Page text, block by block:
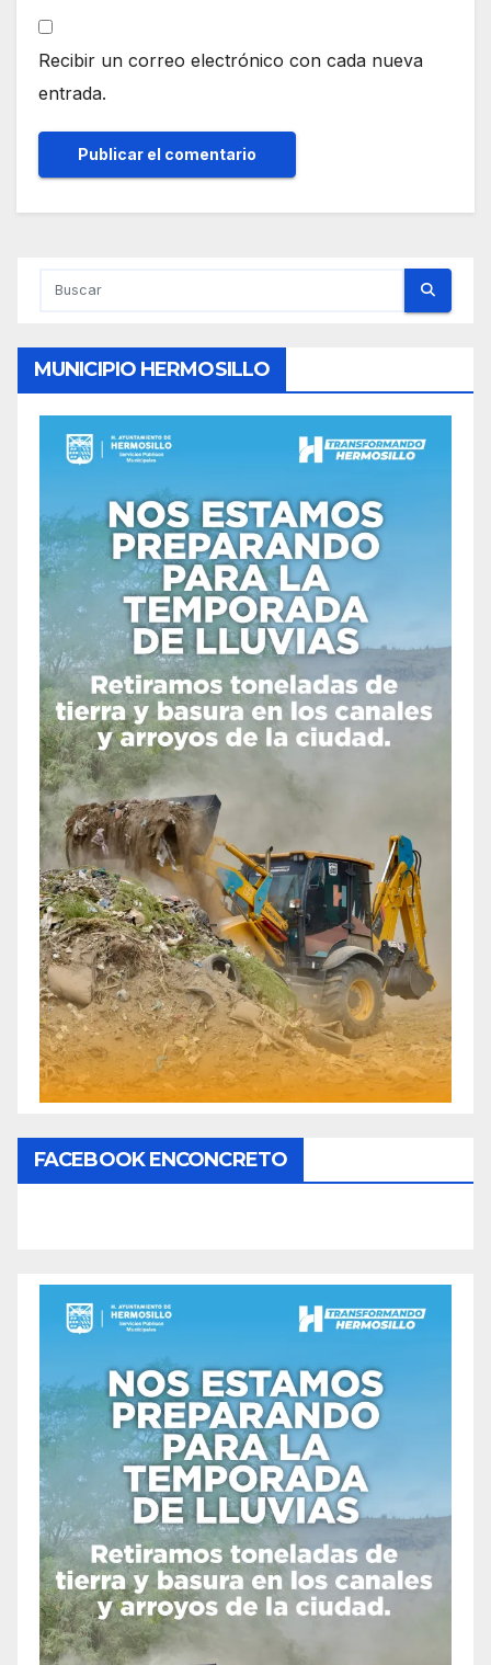
Recibir un correo electrónico con cada nueva
entrada.
MUNICIPIO HERMOSILLO
FACEBOOK ENCONCRETO